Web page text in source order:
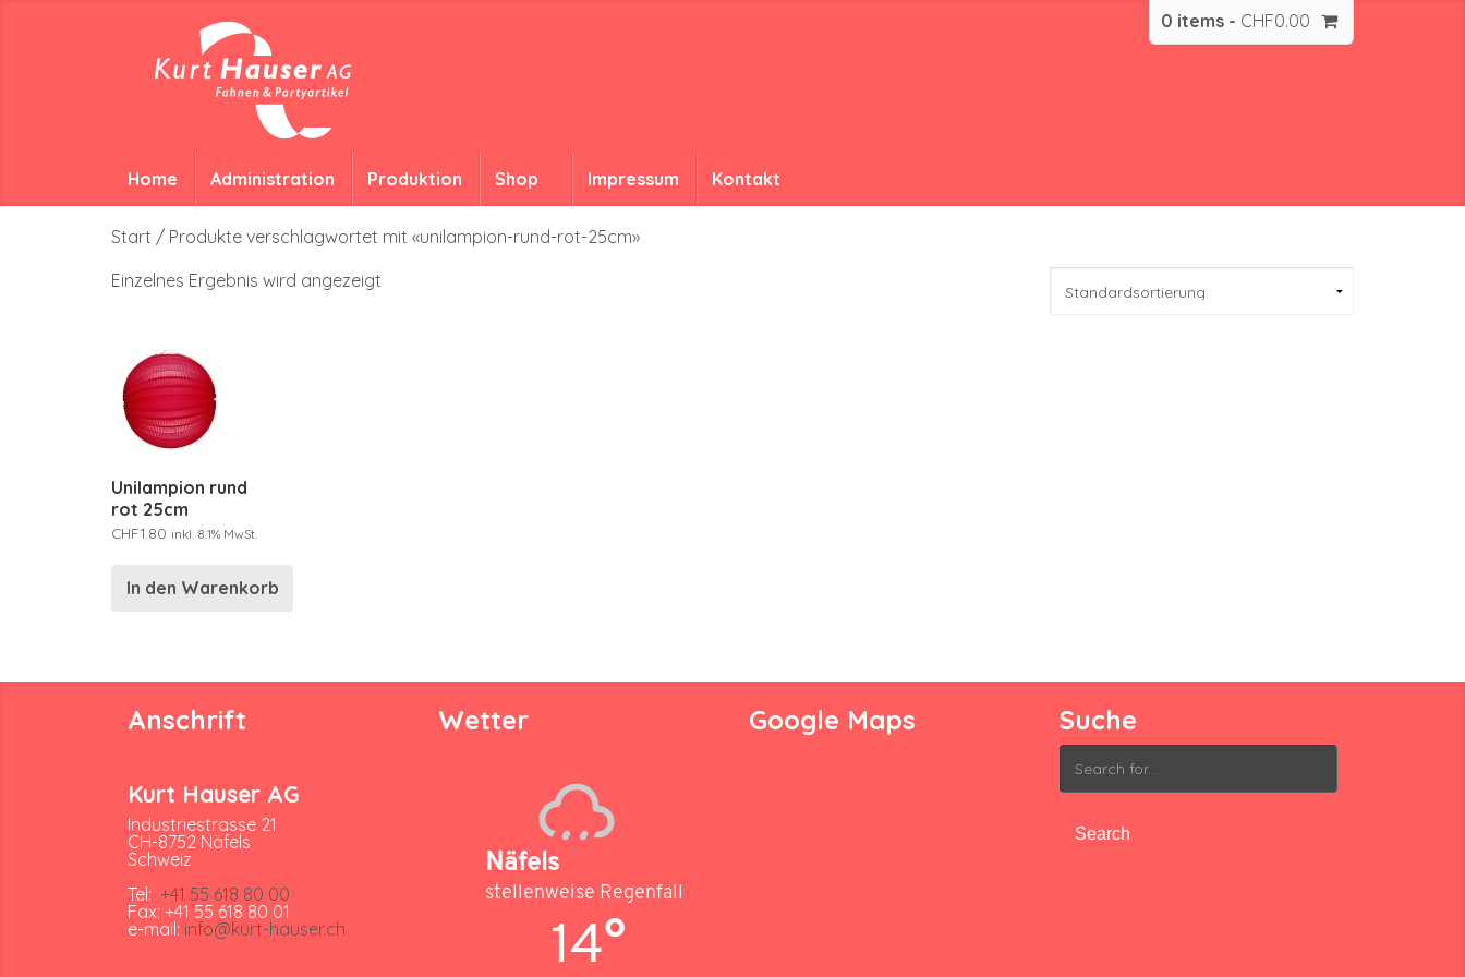
0 items - CHF0.00
Home Administration Produktion Shop Impressum Kontakt
Start / Produkte verschlagwortet mit «unilampion-rund-rot-25cm»
Einzelnes Ergebnis wird angezeigt
Unilampion rund
rot 25cm
CHF1.80 inkl. 8.1% MwSt.
In den Warenkorb
Anschrift
Kurt Hauser AG
Industriestrasse 21
CH-8752 Näfels
Schweiz
Tel: +41 55 618 80 00
Fax: +41 55 618 80 01
e-mail: info@kurt-hauser.ch
Wetter
Näfels
stellenweise Regenfall
14°
Google Maps Suche
Search
for: